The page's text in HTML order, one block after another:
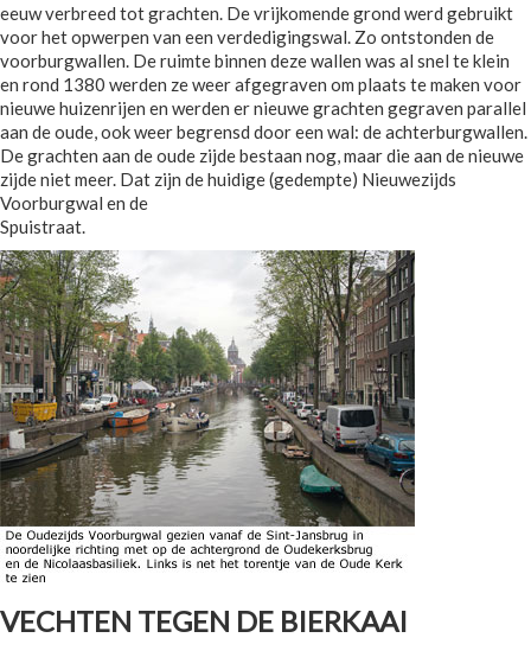
eeuw verbreed tot grachten. De vrijkomende grond werd gebruikt
voor het opwerpen van een verdedigingswal. Zo ontstonden de
voorburgwallen. De ruimte binnen deze wallen was al snel te klein
en rond 1380 werden ze weer afgegraven om plaats te maken voor
nieuwe huizenrijen en werden er nieuwe grachten gegraven parallel
aan de oude, ook weer begrensd door een wal: de achterburgwallen.
De grachten aan de oude zijde bestaan nog, maar die aan de nieuwe
zijde niet meer. Dat zijn de huidige (gedempte) Nieuwezijds
Voorburgwal en de
Spuistraat.
VECHTEN TEGEN DE BIERKAAI